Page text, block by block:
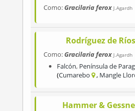
Como:Gracilaria ferox J.Agardh
Rodríguez de
Como:Gracilaria ferox J.Agardh
Falcón, Península de
Cumarebo
Mangle
Hammer &